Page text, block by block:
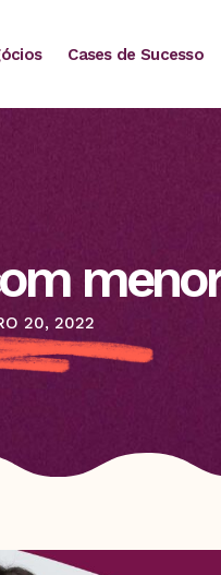
Cases de Sucesso
20, 2022